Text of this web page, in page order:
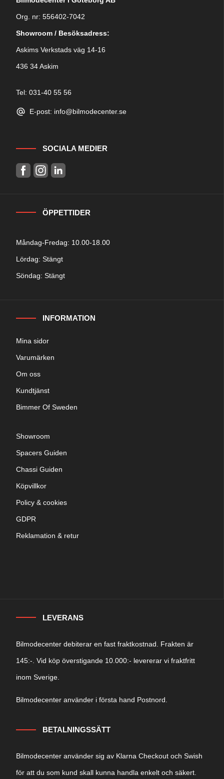
Org. nr: 556402-7042
Showroom / Besöksadress:
Askims Verkstads väg 14-16
436 34 Askim
Tel: 031-40 55 56
E-post: info@bilmodecenter.se
SOCIALA MEDIER
ÖPPETTIDER
Måndag-Fredag: 10.00-18.00
Lördag: Stängt
Söndag: Stängt
INFORMATION
Mina sidor
Varumärken
Om oss
Kundtjänst
Bimmer Of Sweden
Showroom
Spacers Guiden
Chassi Guiden
Köpvillkor
Policy & cookies
GDPR
Reklamation & retur
LEVERANS
Bilmodecenter debiterar en fast fraktkostnad. Frakten är
145:-. Vid köp överstigande 10.000:- levererar vi fraktfritt
inom Sverige.
Bilmodecenter använder i första hand Postnord.
BETALNINGSSÄTT
Bilmodecenter använder sig av Klarna Checkout och Swish
för att du som kund skall kunna handla enkelt och säkert.